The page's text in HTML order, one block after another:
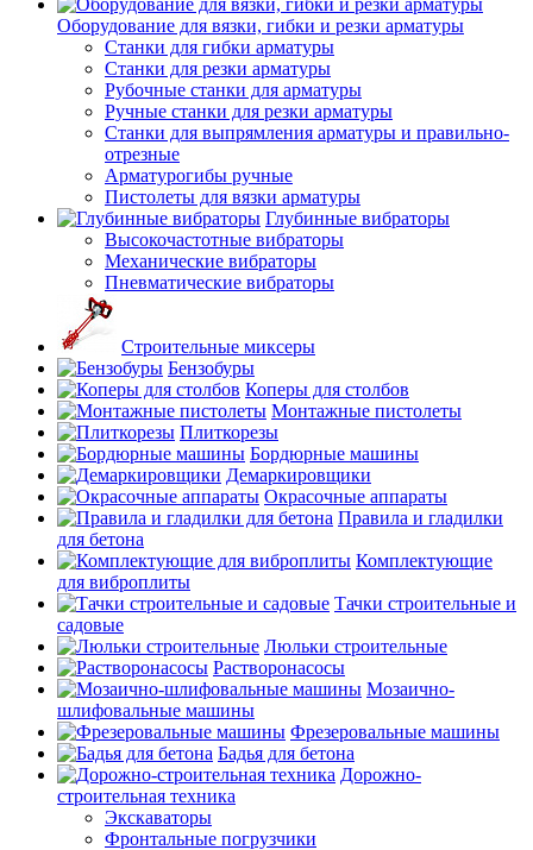
Оборудование для вязки, гибки и резки арматуры
Станки для гибки арматуры
Станки для резки арматуры
Рубочные станки для арматуры
Ручные станки для резки арматуры
Станки для выпрямления арматуры и правильно-
отрезные
Арматурогибы ручные
Пистолеты для вязки арматуры
Глубинные вибраторы
Высокочастотные вибраторы
Механические вибраторы
Пневматические вибраторы
Строительные миксеры
Бензобуры
Коперы для столбов
Монтажные пистолеты
Плиткорезы
Бордюрные машины
Демаркировщики
Окрасочные аппараты
Правила и гладилки
для бетона
Комплектующие
для виброплиты
Тачки строительные и
садовые
Люльки строительные
Растворонасосы
Мозаично-
шлифовальные машины
Фрезеровальные машины
Бадья для бетона
Дорожно-
строительная техника
Экскаваторы
Фронтальные погрузчики